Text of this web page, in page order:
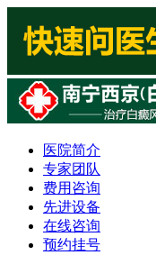
医院简介
专家团队
费用咨询
先进设备
在线咨询
预约挂号